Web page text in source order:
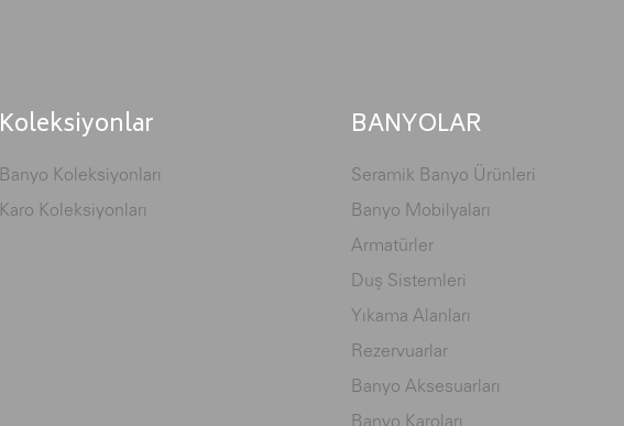
Koleksiyonlar
Banyo Koleksiyonları
Karo Koleksiyonları
BANYOLAR
Seramik Banyo Ürünleri
Banyo Mobilyaları
Armatürler
Duş Sistemleri
Yıkama Alanları
Rezervuarlar
Banyo Aksesuarları
Banyo Karoları